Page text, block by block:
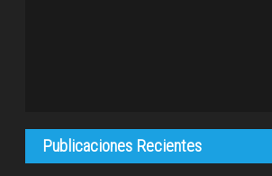
Publicaciones Recientes